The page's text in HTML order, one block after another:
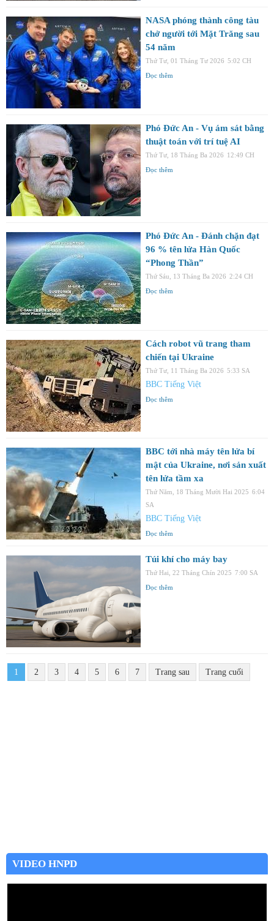
NASA phóng thành công tàu
chở người tới Mặt Trăng sau
54 năm
Thứ Tư, 01 Tháng Tư 2026 5:02 CH
Đọc thêm
Phó Đức An - Vụ ám sát bằng
thuật toán với trí tuệ AI
Thứ Tư, 18 Tháng Ba 2026 12:49 CH
Đọc thêm
Phó Đức An - Đánh chặn đạt
96 % tên lửa Hàn Quốc
“Phong Thần”
Thứ Sáu, 13 Tháng Ba 2026 2:24 CH
Đọc thêm
Cách robot vũ trang tham
chiến tại Ukraine
Thứ Tư, 11 Tháng Ba 2026 5:33 SA
BBC Tiếng Việt
Đọc thêm
BBC tới nhà máy tên lửa bí
mật của Ukraine, nơi sản xuất
tên lửa tầm xa
Thứ Năm, 18 Tháng Mười Hai 2025 6:04
SA
BBC Tiếng Việt
Đọc thêm
Túi khí cho máy bay
Thứ Hai, 22 Tháng Chín 2025 7:00 SA
Đọc thêm
1 2 3 4 5 6 7 Trang sau Trang cuối
VIDEO HNPD